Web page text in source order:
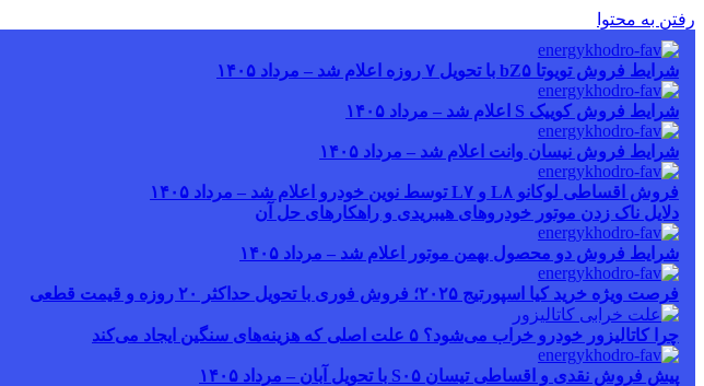
رفتن به محتوا
شرایط فروش تویوتا bZ۵ با تحویل ۷ روزه اعلام شد – مرداد ۱۴۰۵
شرایط فروش کوییک S اعلام شد – مرداد ۱۴۰۵
شرایط فروش نیسان وانت اعلام شد – مرداد ۱۴۰۵
فروش اقساطی لوکانو L۸ و L۷ توسط نوین خودرو اعلام شد – مرداد ۱۴۰۵
دلایل ناک زدن موتور خودروهای هیبریدی و راهکارهای حل آن
شرایط فروش دو محصول بهمن موتور اعلام شد – مرداد ۱۴۰۵
فرصت ویژه خرید کیا اسپورتیج ۲۰۲۵؛ فروش فوری با تحویل حداکثر ۲۰ روزه و قیمت قطعی
چرا کاتالیزور خودرو خراب می‌شود؟ ۵ علت اصلی که هزینه‌های سنگین ایجاد می‌کند
پیش فروش نقدی و اقساطی تیسان S۰۵ با تحویل آبان – مرداد ۱۴۰۵